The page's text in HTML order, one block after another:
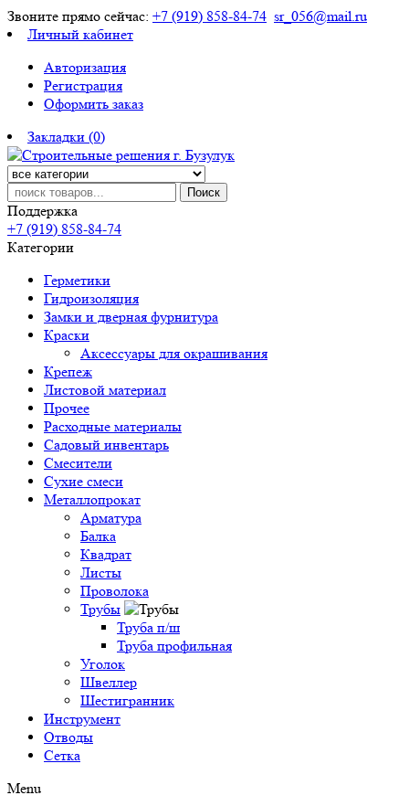
Звоните прямо сейчас: +7 (919) 858-84-74 sr_056@mail.ru
Личный кабинет
Авторизация
Регистрация
Оформить заказ
Закладки (0)
Поиск
Поддержка
+7 (919) 858-84-74
Категории
Герметики
Гидроизоляция
Замки и дверная фурнитура
Краски
Аксессуары для окрашивания
Крепеж
Листовой материал
Прочее
Расходные материалы
Садовый инвентарь
Смесители
Сухие смеси
Металлопрокат
Арматура
Балка
Квадрат
Листы
Проволока
Трубы
Труба п/ш
Труба профильная
Уголок
Швеллер
Шестигранник
Инструмент
Отводы
Сетка
Menu